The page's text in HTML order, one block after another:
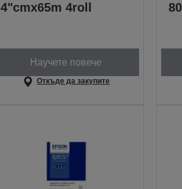
4"cmx65m 4roll
Научете повече
Откъде да закупите